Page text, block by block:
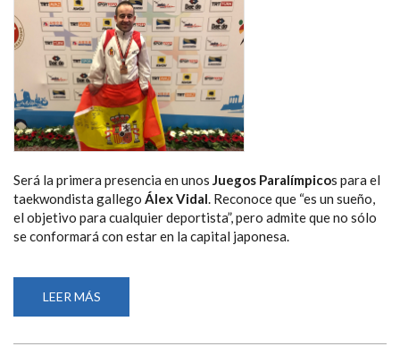
Será la primera presencia en unos Juegos Paralímpicos para el
taekwondista gallego Álex Vidal. Reconoce que “es un sueño,
el objetivo para cualquier deportista”, pero admite que no sólo
se conformará con estar en la capital japonesa.
LEER MÁS
VIDAL:
AL